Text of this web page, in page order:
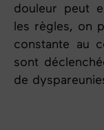
douleur peut
les règles, on
constante au
sont
de